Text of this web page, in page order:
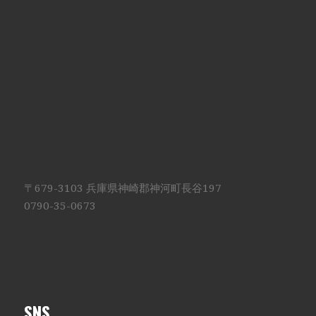
〒679-3103 兵庫県神崎郡神河町長谷197
0790-35-0673